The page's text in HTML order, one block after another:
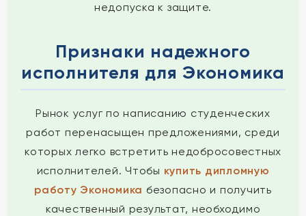
недопуска к защите.
Признаки надежного
исполнителя для Экономика
Рынок услуг по написанию студенческих
работ перенасыщен предложениями, среди
которых легко встретить недобросовестных
исполнителей. Чтобы купить дипломную
работу Экономика безопасно и получить
качественный результат, необходимо